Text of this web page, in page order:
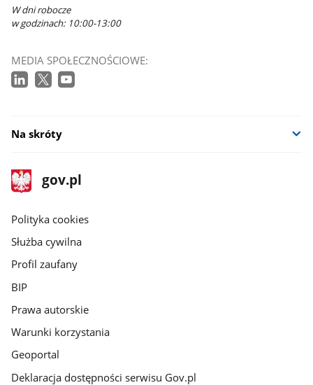
W dni robocze
w godzinach: 10:00-13:00
MEDIA SPOŁECZNOŚCIOWE:
Na skróty
stopka
gov.pl
Strona
gov.pl
gov.pl
Polityka cookies
Służba cywilna
Profil zaufany
BIP
Prawa autorskie
Warunki korzystania
Geoportal
Deklaracja dostępności serwisu Gov.pl